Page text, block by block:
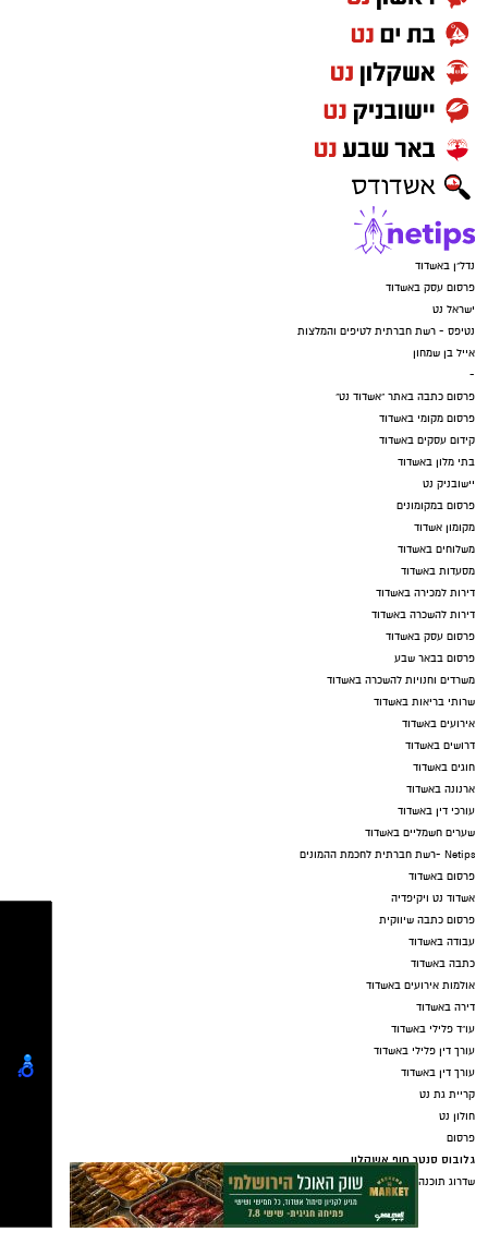
נדל"ן באשדוד
פרסום עסק באשדוד
ישראל נט
נטיפס - רשת חברתית לטיפים והמלצות
אייל בן שמחון
-
פרסום כתבה באתר "אשדוד נט"
פרסום מקומי באשדוד
קידום עסקים באשדוד
בתי מלון באשדוד
יישובניק נט
פרסום במקומונים
מקומון אשדוד
משלוחים באשדוד
מסעדות באשדוד
דירות למכירה באשדוד
דירות להשכרה באשדוד
פרסום עסק באשדוד
פרסום בבאר שבע
משרדים וחנויות להשכרה באשדוד
שרותי בריאות באשדוד
אירועים באשדוד
דרושים באשדוד
חוגים באשדוד
ארנונה באשדוד
עורכי דין באשדוד
שערים חשמליים באשדוד
Netips -רשת חברתית לחכמת ההמונים
פרסום באשדוד
אשדוד נט ויקיפדיה
פרסום כתבה שיווקית
עבודה באשדוד
כתבה באשדוד
אולמות אירועים באשדוד
דירה באשדוד
עו"ד פלילי באשדוד
עורך דין פלילי באשדוד
עורך דין באשדוד
קריית גת נט
חולון נט
פרסום
גלובוס סנטר חוף אשקלון
שדרוג תוכנה עם AI